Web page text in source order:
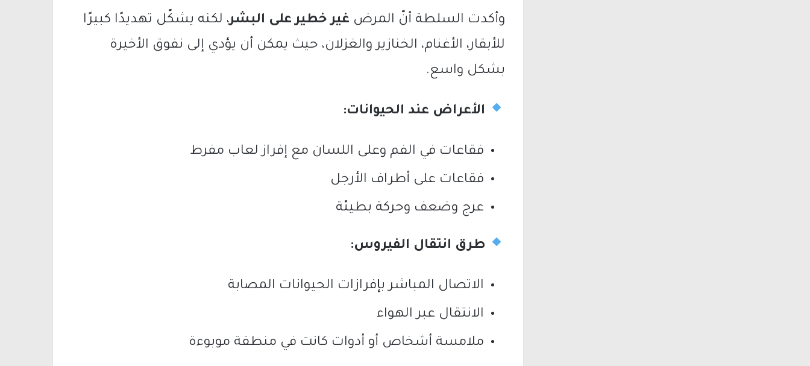
وأكدت السلطة أنّ المرض غير خطير على البشر، لكنه يشكّل تهديدًا كبيرًا
للأبقار، الأغنام، الخنازير والغزلان، حيث يمكن أن يؤدي إلى نفوق الأخيرة
بشكل واسع.
الأعراض عند الحيوانات:
فقاعات في الفم وعلى اللسان مع إفراز لعاب مفرط
فقاعات على أطراف الأرجل
عرج وضعف وحركة بطيئة
طرق انتقال الفيروس:
الاتصال المباشر بإفرازات الحيوانات المصابة
الانتقال عبر الهواء
ملامسة أشخاص أو أدوات كانت في منطقة موبوءة